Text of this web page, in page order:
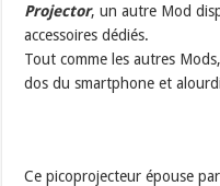
Projector, un autre Mod
accessoires dédiés.
Tout comme les autres
dos du smartphone et
Ce picoprojecteur épouse